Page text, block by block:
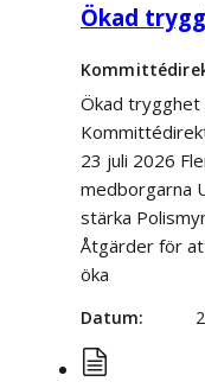
Ökad
Ökad trygghet
23 juli 2026
medborgarna
stärka
Åtgärder för
öka
Datum